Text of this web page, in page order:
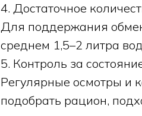
4. Достаточное
Для поддержания
среднем 1,5–2 литра
5. Контроль за
Регулярные осмотры и
подобрать рацион,